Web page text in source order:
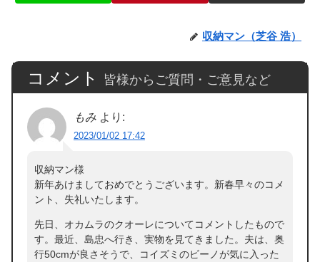
収納マン（芝谷 浩）
コメント 皆様からご質問・ご意見など
もみ より:
2023/01/02 17:42
収納マン様
新年あけましておめでとうございます。新春早々のコメ
ント、失礼いたします。
先日、オカムラのクオーレについてコメントしたもので
す。最近、島忠へ行き、実物を見てきました。夫は、奥
行50cmが良さそうで、コイズミのビーノが気に入った